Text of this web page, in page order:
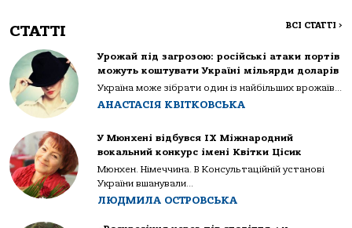
СТАТТІ ВСІ СТАТТІ >
Урожай під загрозою: російські атаки портів
можуть коштувати Україні мільярди доларів
Україна може зібрати один із найбільших врожаїв...
АНАСТАСІЯ КВІТКОВСЬКА
У Мюнхені відбувся IX Міжнародний
вокальний конкурс імені Квітки Цісик
Мюнхен. Німеччина. В Консультаційній установі
України вшанували...
ЛЮДМИЛА ОСТРОВСЬКА